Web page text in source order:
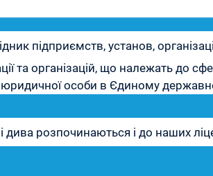
підприємств, установ,
та організацій, що належать до
юридичної особи в Єдиному
дива розпочинаються і до наших